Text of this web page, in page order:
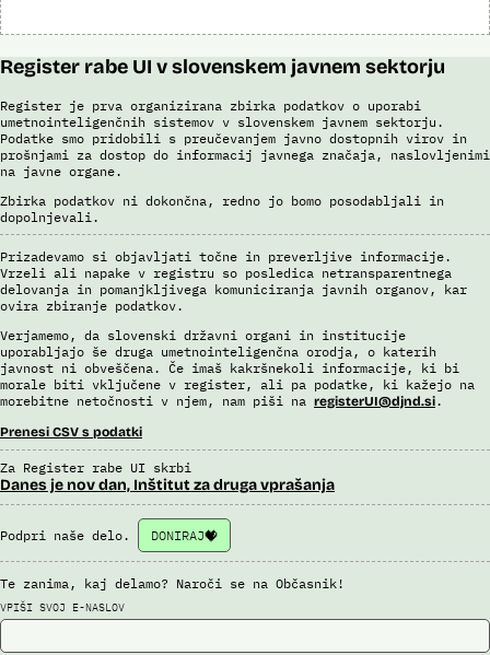
Brošura 60 let informacijsko telekomunikacijskega sistema policije
Odgovor na zahtevo za dostop do informacij javnega značaja
Register rabe UI v slovenskem javnem sektorju
Register je prva organizirana zbirka podatkov o uporabi
umetnointeligenčnih sistemov v slovenskem javnem sektorju.
Podatke smo pridobili s preučevanjem javno dostopnih virov in
prošnjami za dostop do informacij javnega značaja, naslovljenimi
na javne organe.
Zbirka podatkov ni dokončna, redno jo bomo posodabljali in
dopolnjevali.
Prizadevamo si objavljati točne in preverljive informacije.
Vrzeli ali napake v registru so posledica netransparentnega
delovanja in pomanjkljivega komuniciranja javnih organov, kar
ovira zbiranje podatkov.
Verjamemo, da slovenski državni organi in institucije
uporabljajo še druga umetnointeligenčna orodja, o katerih
javnost ni obveščena. Če imaš kakršnekoli informacije, ki bi
morale biti vključene v register, ali pa podatke, ki kažejo na
morebitne netočnosti v njem, nam piši na registerUI@djnd.si.
Prenesi CSV s podatki
Za Register rabe UI skrbi
Danes je nov dan, Inštitut za druga vprašanja
Podpri naše delo. DONIRAJ
Te zanima, kaj delamo? Naroči se na Občasnik!
VPIŠI SVOJ E-NASLOV